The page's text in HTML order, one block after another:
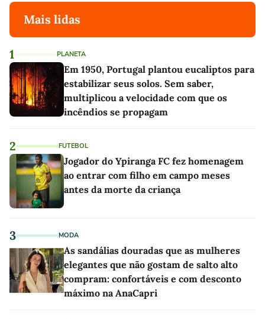
Mais lidas
1 PLANETA
Em 1950, Portugal plantou eucaliptos para
estabilizar seus solos. Sem saber,
multiplicou a velocidade com que os
incêndios se propagam
2 FUTEBOL
Jogador do Ypiranga FC fez homenagem
ao entrar com filho em campo meses
antes da morte da criança
3 MODA
As sandálias douradas que as mulheres
elegantes que não gostam de salto alto
compram: confortáveis e com desconto
máximo na AnaCapri